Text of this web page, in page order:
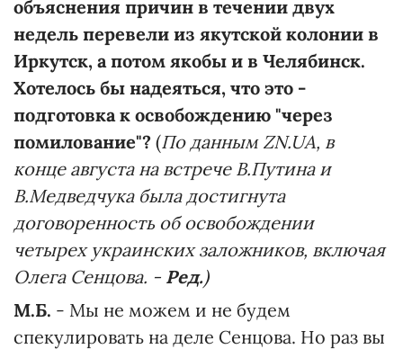
объяснения причин в течении двух
недель перевели из якутской колонии в
Иркутск, а потом якобы и в Челябинск.
Хотелось бы надеяться, что это -
подготовка к освобождению "через
помилование"? (По данным ZN.UA, в
конце августа на встрече В.Путина и
В.Медведчука была достигнута
договоренность об освобождении
четырех украинских заложников, включая
Олега Сенцова. - Ред.)
М.Б. - Мы не можем и не будем
спекулировать на деле Сенцова. Но раз вы